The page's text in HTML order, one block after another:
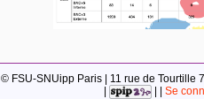
© FSU-SNUipp Paris | 11 rue de Tourtille
Se